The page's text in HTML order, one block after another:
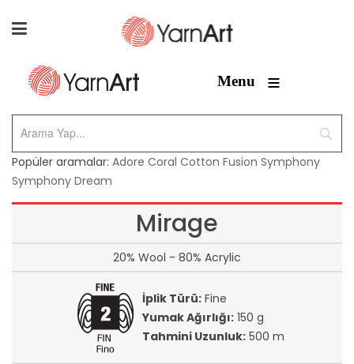
Menu ≡
Popüler aramalar: Adore Coral Cotton Fusion Symphony
Symphony Dream
Mirage
20% Wool - 80% Acrylic
İplik Türü: Fine
Yumak Ağırlığı: 150 g
Tahmini Uzunluk: 500 m